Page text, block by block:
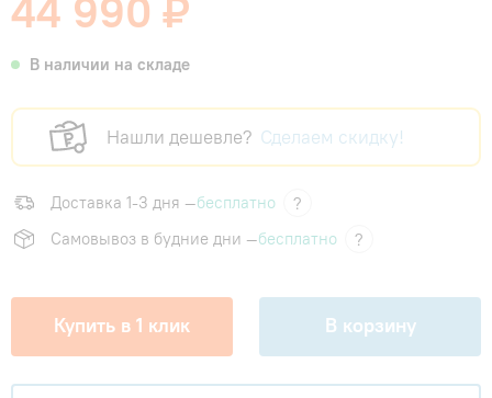
44 990 ₽
В наличии на складе
Нашли дешевле? Сделаем скидку!
Доставка 1-3 дня —бесплатно
?
Самовывоз в будние дни —бесплатно ?
Купить в 1 клик В корзину